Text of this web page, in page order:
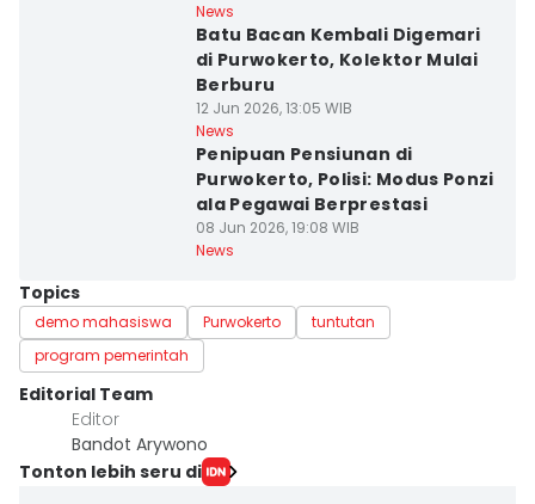
News
Batu Bacan Kembali Digemari
di Purwokerto, Kolektor Mulai
Berburu
12 Jun 2026, 13:05 WIB
News
Penipuan Pensiunan di
Purwokerto, Polisi: Modus Ponzi
ala Pegawai Berprestasi
08 Jun 2026, 19:08 WIB
News
Topics
demo mahasiswa Purwokerto
tuntutan
program pemerintah
Editorial Team
Editor
Bandot Arywono
Tonton lebih seru di